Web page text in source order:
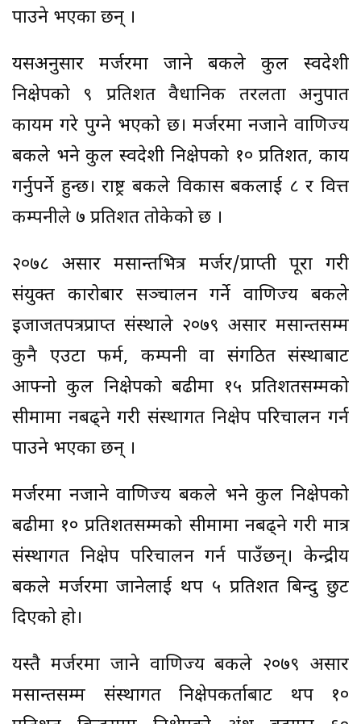
पाउने भएका छन् ।
यसअनुसार मर्जरमा जाने बैंकले कुल स्वदेशी
निक्षेपको ९ प्रतिशत वैधानिक तरलता अनुपात
कायम गरे पुग्ने भएको छ। मर्जरमा नजाने वाणिज्य
बैंकले भने कुल स्वदेशी निक्षेपको १० प्रतिशत, काय
गर्नुपर्ने हुन्छ। राष्ट्र बैंकले विकास बैंकलाई ८ र वित्त
कम्पनीले ७ प्रतिशत तोकेको छ ।
२०७८ असार मसान्तभित्र मर्जर/प्राप्ती पूरा गरी
संयुक्त कारोबार सञ्चालन गर्ने वाणिज्य बैंकले
इजाजतपत्रप्राप्त संस्थाले २०७९ असार मसान्तसम्म
कुनै एउटा फर्म, कम्पनी वा संगठित संस्थाबाट
आफ्नो कुल निक्षेपको बढीमा १५ प्रतिशतसम्मको
सीमामा नबढ्ने गरी संस्थागत निक्षेप परिचालन गर्न
पाउने भएका छन् ।
मर्जरमा नजाने वाणिज्य बैंकले भने कुल निक्षेपको
बढीमा १० प्रतिशतसम्मको सीमामा नबढ्ने गरी मात्र
संस्थागत निक्षेप परिचालन गर्न पाउँछन्। केन्द्रीय
बैंकले मर्जरमा जानेलाई थप ५ प्रतिशत बिन्दु छुट
दिएको हो।
यस्तै मर्जरमा जाने वाणिज्य बैंकले २०७९ असार
मसान्तसम्म संस्थागत निक्षेपकर्ताबाट थप १०